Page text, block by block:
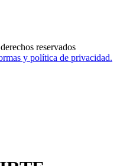
reservados
y política de privacidad.